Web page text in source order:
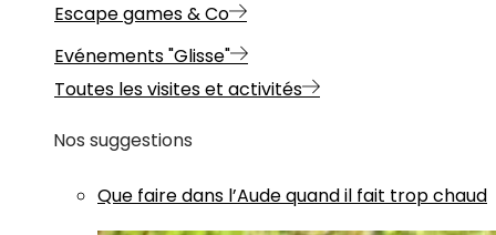
Escape games & Co
Evénements "Glisse"
Toutes les visites et activités
Nos suggestions
Que faire dans l’Aude quand il fait trop chaud